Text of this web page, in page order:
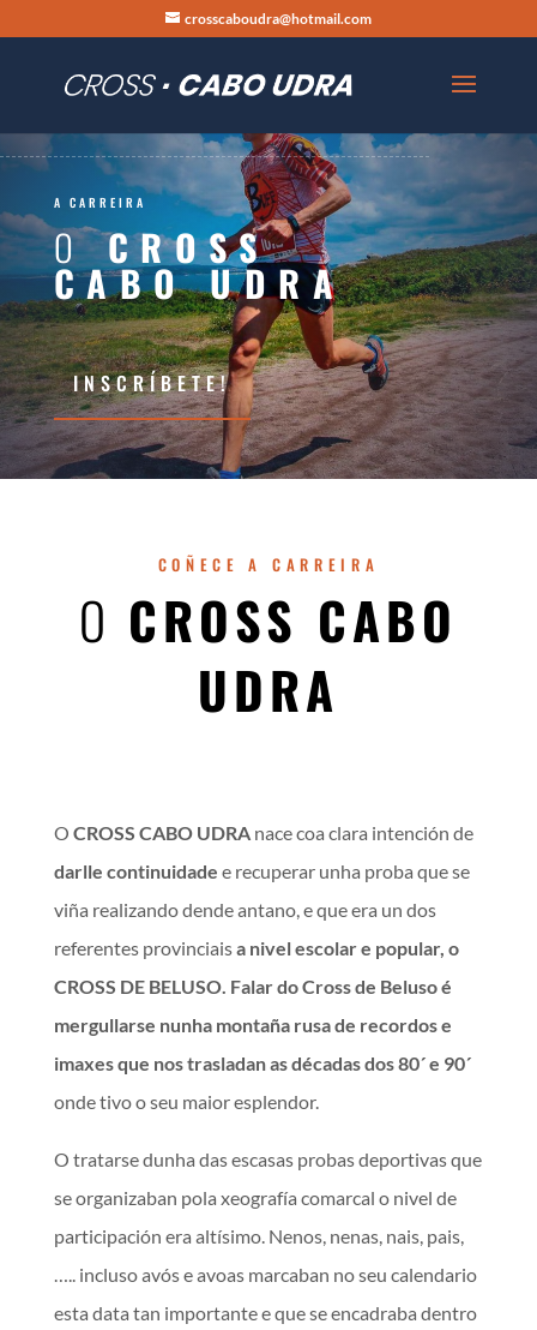
crosscaboudra@hotmail.com
A CARREIRA
OCROSS
CABO UDRA
INSCRÍBETE!
COÑECE A CARREIRA
O CROSS CABO
UDRA
O CROSS CABO UDRA nace coa clara intención de
darlle continuidade e recuperar unha proba que se
viña realizando dende antano, e que era un dos
referentes provinciaisa nivel escolar e popular, o
CROSS DE BELUSO. Falar do Cross de Beluso é
mergullarse nunha montaña rusa de recordos e
imaxes que nos trasladan asdécadas dos 80´ e 90´
onde tivo o seu maior esplendor.
O tratarse dunha das escasas probas deportivas que
se organizaban pola xeografía comarcal o nivel de
participación era altísimo. Nenos, nenas, nais, pais,
….. incluso avós e avoas marcaban no seu calendario
esta data tan importante e que se encadraba dentro